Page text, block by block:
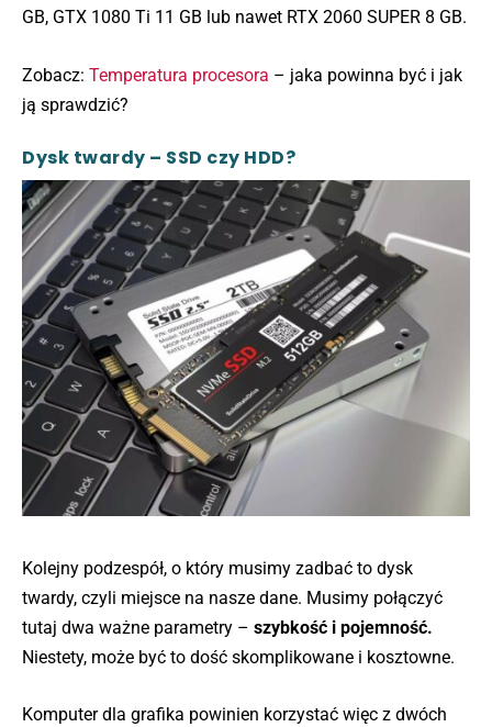
GB, GTX 1080 Ti 11 GB lub nawet RTX 2060 SUPER 8 GB.
Zobacz: Temperatura procesora – jaka powinna być i jak
ją sprawdzić?
Dysk twardy – SSD czy HDD?
Kolejny podzespół, o który musimy zadbać to dysk
twardy, czyli miejsce na nasze dane. Musimy połączyć
tutaj dwa ważne parametry – szybkość i pojemność.
Niestety, może być to dość skomplikowane i kosztowne.
Komputer dla grafika powinien korzystać więc z dwóch